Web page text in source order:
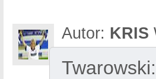
Autor: KRIS